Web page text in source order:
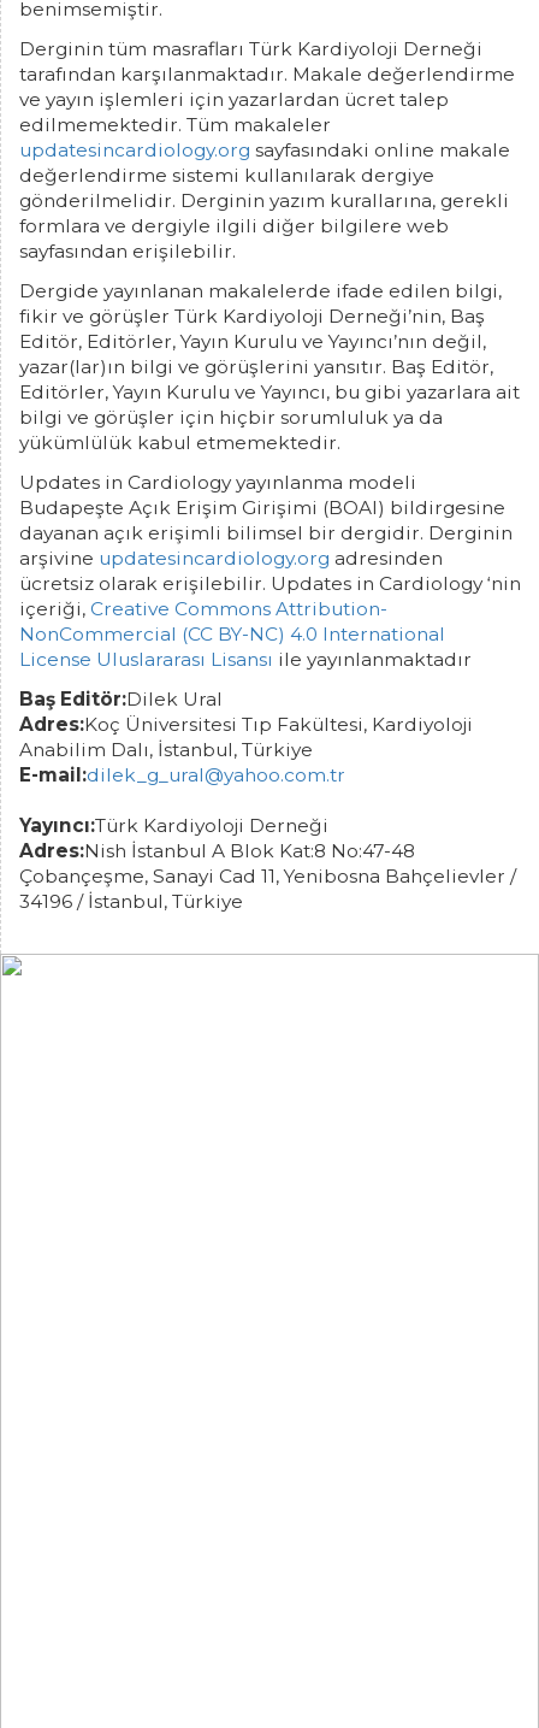
benimsemiştir.
Derginin tüm masrafları Türk Kardiyoloji Derneği
tarafından karşılanmaktadır. Makale değerlendirme
ve yayın işlemleri için yazarlardan ücret talep
edilmemektedir. Tüm makaleler
updatesincardiology.org sayfasındaki online makale
değerlendirme sistemi kullanılarak dergiye
gönderilmelidir. Derginin yazım kurallarına, gerekli
formlara ve dergiyle ilgili diğer bilgilere web
sayfasından erişilebilir.
Dergide yayınlanan makalelerde ifade edilen bilgi,
fikir ve görüşler Türk Kardiyoloji Derneği’nin, Baş
Editör, Editörler, Yayın Kurulu ve Yayıncı’nın değil,
yazar(lar)ın bilgi ve görüşlerini yansıtır. Baş Editör,
Editörler, Yayın Kurulu ve Yayıncı, bu gibi yazarlara ait
bilgi ve görüşler için hiçbir sorumluluk ya da
yükümlülük kabul etmemektedir.
Updates in Cardiology yayınlanma modeli
Budapeşte Açık Erişim Girişimi (BOAI) bildirgesine
dayanan açık erişimli bilimsel bir dergidir. Derginin
arşivine updatesincardiology.org adresinden
ücretsiz olarak erişilebilir. Updates in Cardiology ‘nin
içeriği, Creative Commons Attribution-
NonCommercial (CC BY-NC) 4.0 International
License Uluslararası Lisansı ile yayınlanmaktadır
Baş Editör:Dilek Ural
Adres:Koç Üniversitesi Tıp Fakültesi, Kardiyoloji
Anabilim Dalı, İstanbul, Türkiye
E-mail:dilek_g_ural@yahoo.com.tr
Yayıncı:Türk Kardiyoloji Derneği
Adres:Nish İstanbul A Blok Kat:8 No:47-48
Çobançeşme, Sanayi Cad 11, Yenibosna Bahçelievler /
34196 / İstanbul, Türkiye